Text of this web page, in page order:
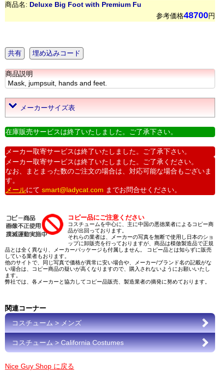
商品名: Deluxe Big Foot with Premium Fu
参考価格48700円
共有 埋め込みコード
商品説明
Mask, jumpsuit, hands and feet.
メーカーサイズ表
在庫販売サービスは終了いたしました。ご了承下さい。
メーカー取寄サービスは終了いたしました。ご了承下さい。
メーカー取寄サービスは終了いたしました。ご了承ください。
なお、まとまった数のご注文の場合は、対応可能な場合もございま
す。
メールにて smart@ladycat.com までお問合せください。
コピー品にご注意ください
コスチュームを中心に、主に中国の悪徳業者によるコピー商
品が出回っております。
それらの業者は、メーカーの写真を無断で使用し日本のショ
ップに卸販売を行っておりますが、商品は模倣製造品で正規
品とは全く異なり、メーカーパッケージも付属しません。 コピー品とは知らずに販売
している業者もおります。
他のサイトで、同じ写真で価格が異常に安い場合や、メーカー/ブランド名の記載がな
い場合は、コピー商品の疑いが高くなりますので、購入されないようにお願いいたし
ます。
弊社では、各メーカーと協力してコピー品販売、製造業者の摘発に努めております。
関連コーナー
コスチューム > メンズ
コスチューム > California Costumes
Nice Guy Shop に戻る